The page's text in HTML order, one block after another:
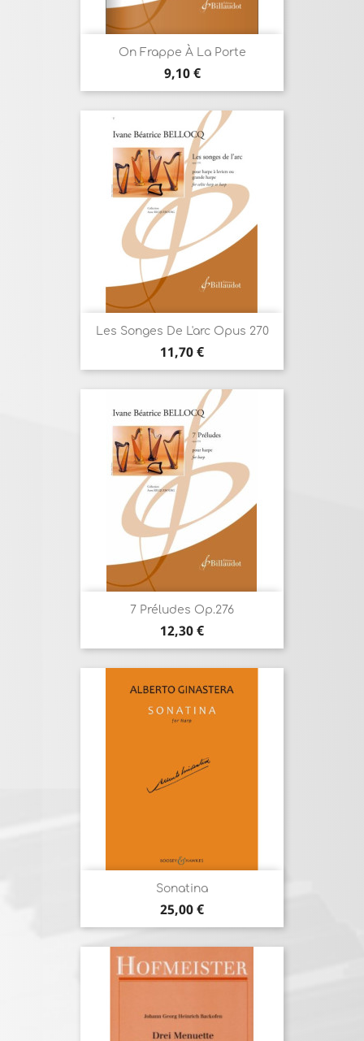
On Frappe À La Porte
Prix
9,10 €
Les Songes De L'arc Opus 270
Prix
11,70 €
7 Préludes Op.276
Prix
12,30 €
Sonatina
Prix
25,00 €